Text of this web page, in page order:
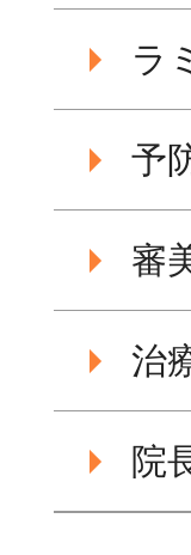
ラ
予
審
治
院